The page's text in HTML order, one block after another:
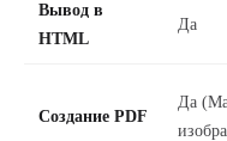
Вывод в
HTML
Да
Создание PDF
Да